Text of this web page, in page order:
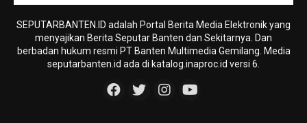
SEPUTARBANTEN.ID adalah Portal Berita Media Elektronik yang
menyajikan Berita Seputar Banten dan Sekitarnya. Dan
berbadan hukum resmi PT Banten Multimedia Gemilang. Media
seputarbanten.id ada di katalog.inaproc.id versi 6.